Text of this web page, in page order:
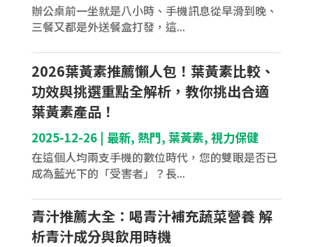
辦公桌前一坐就是八小時、手機訊息從早滑到晚、
三餐又都是外送餐盒打發，這...
2026葉黃素推薦懶人包！葉黃素比較、
功效與挑選重點全解析，教你挑出合適
葉黃素產品！
2025-12-26| 最新, 熱門, 葉黃素, 視力保健
在這個人均兩支手機的數位時代，您的雙眼是否已
成為藍光下的「受害者」？長...
青汁推薦大全：喝青汁補充蔬菜營養 解
析青汁成分與飲用時機